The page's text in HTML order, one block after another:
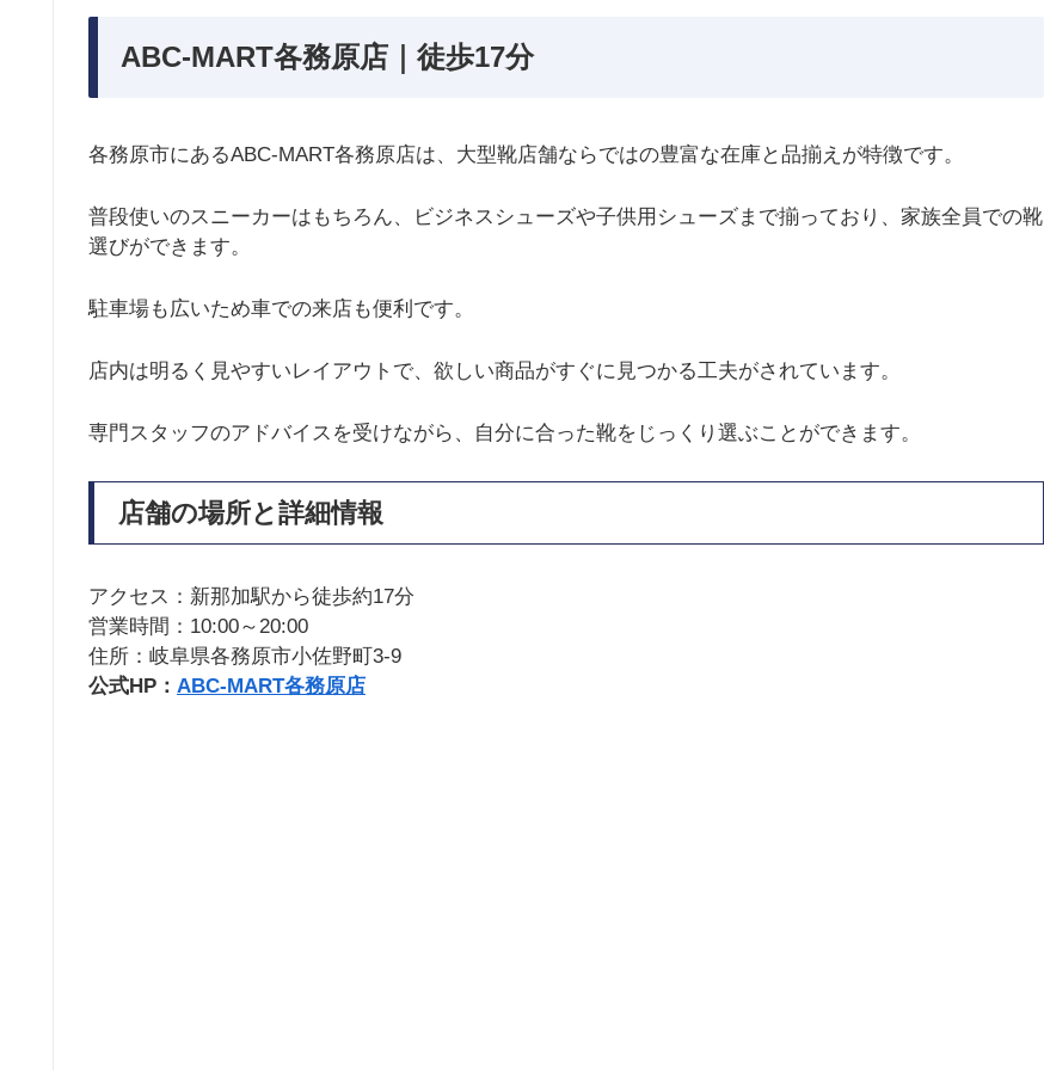
ABC-MART各務原店｜徒歩17分
各務原市にあるABC-MART各務原店は、大型靴店舗ならではの豊富な在庫と品揃えが特徴です。
普段使いのスニーカーはもちろん、ビジネスシューズや子供用シューズまで揃っており、家族全員での靴
選びができます。
駐車場も広いため車での来店も便利です。
店内は明るく見やすいレイアウトで、欲しい商品がすぐに見つかる工夫がされています。
専門スタッフのアドバイスを受けながら、自分に合った靴をじっくり選ぶことができます。
店舗の場所と詳細情報
アクセス：新那加駅から徒歩約17分
営業時間：10:00～20:00
住所：岐阜県各務原市小佐野町3-9
公式HP： ABC-MART各務原店